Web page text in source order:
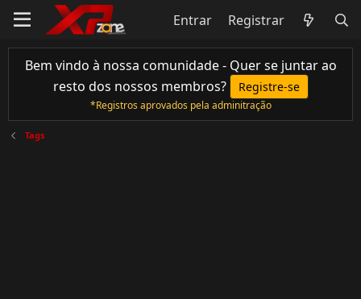
Entrar Registrar
Bem vindo à nossa comunidade - Quer se juntar ao
resto dos nossos membros?
Registre-se
*Registros aprovados pela adminitração
Tags